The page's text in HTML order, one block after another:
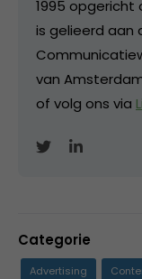
1995 opgericht
is gelieerd aan
van
of volg ons via
Categorie
Advertising